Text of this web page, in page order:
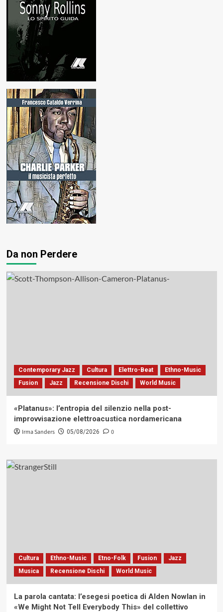
Da non Perdere
Contemporary Jazz Cultura Elettro-Beat
Ethno-Music
Fusion
Jazz Recensione Dischi World Music
«Platanus»: l’entropia del silenzio nella post-
improvvisazione elettroacustica nordamericana
Irma Sanders 05/08/2026 0
Cultura Ethno-Music Etno-Folk Fusion
Jazz
Musica
Recensione Dischi World Music
La parola cantata: l’esegesi poetica di Alden Nowlan in
«We Might Not Tell Everybody This» del collettivo